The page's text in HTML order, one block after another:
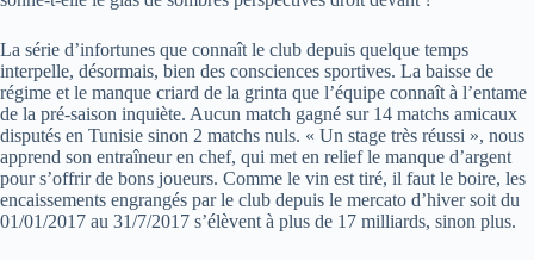
La série d’infortunes que connaît le club depuis quelque temps
interpelle, désormais, bien des consciences sportives. La baisse de
régime et le manque criard de la grinta que l’équipe connaît à l’entame
de la pré-saison inquiète. Aucun match gagné sur 14 matchs amicaux
disputés en Tunisie sinon 2 matchs nuls. « Un stage très réussi », nous
apprend son entraîneur en chef, qui met en relief le manque d’argent
pour s’offrir de bons joueurs. Comme le vin est tiré, il faut le boire, les
encaissements engrangés par le club depuis le mercato d’hiver soit du
01/01/2017 au 31/7/2017 s’élèvent à plus de 17 milliards, sinon plus.